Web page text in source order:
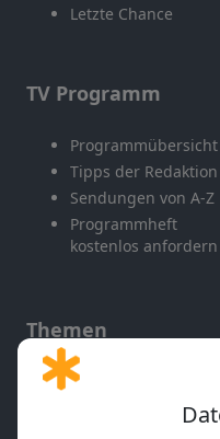
Letzte Chance
TV Programm
Programmübersicht
Tipps der Redaktion
Sendungen von A-Z
Programmheft
kostenlos anfordern
Themen
Gott und Bibel erklärt